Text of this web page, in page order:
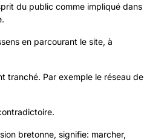
du public comme impliqué dans
en parcourant le site, à
tranché. Par exemple le réseau de
bretonne, signifie: marcher,